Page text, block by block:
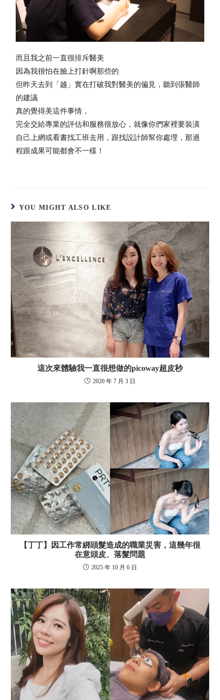
而且我之前一直很排斥醫美
因為我很怕在臉上打針啊那些的
但昨天去到「越」實在打破我對醫美的偏見，聽到張醫師
的建議
真的覺得美這件事情，
完全交給專業的評估和服務很放心，就像你們家裡要裝潢
自己上網或看書找工班去用，跟找設計師幫你處理，那過
程跟成果可能都會不一樣！
YOU MIGHT ALSO LIKE
這次來體驗我一直很想做的picoway超皮秒
2020 年 7 月 3 日
【丁丁】因工作常綁頭髮造成的職業災害，這幾年很
在意頭皮、落髮問題
2025 年 10 月 6 日